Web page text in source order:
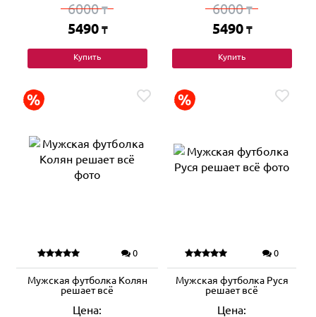
6000₸
5490 ₸
Купить
6000₸
5490 ₸
Купить
0
Мужская футболка Колян
решает всё
Цена:
0
Мужская футболка Руся
решает всё
Цена: